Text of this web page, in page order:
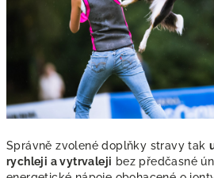
Správně zvolené doplňky stravy tak
rychleji a vytrvaleji bez předčasné